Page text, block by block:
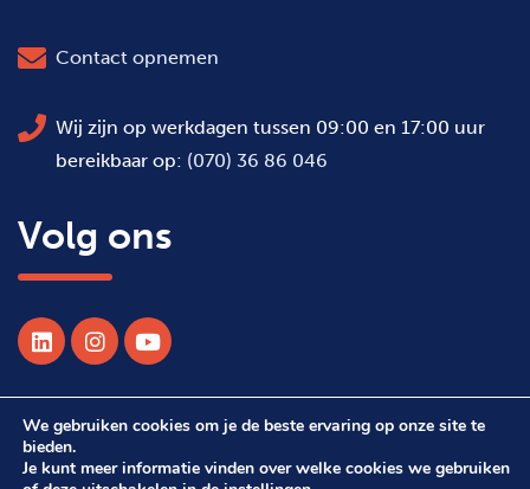
Contact opnemen
Wij zijn op werkdagen tussen 09:00 en 17:00 uur
bereikbaar op: (070) 36 86 046
Volg ons
© 2026 Alle rechten voorbehouden WSDH
We gebruiken cookies om je de beste ervaring op onze site te
bieden.
Je kunt meer informatie vinden over welke cookies we gebruiken